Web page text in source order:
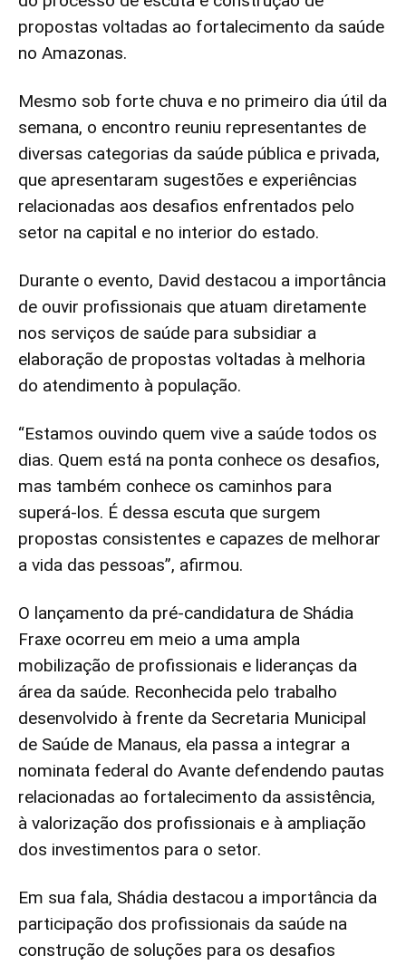
propostas voltadas ao fortalecimento da saúde
no Amazonas.
Mesmo sob forte chuva e no primeiro dia útil da
semana, o encontro reuniu representantes de
diversas categorias da saúde pública e privada,
que apresentaram sugestões e experiências
relacionadas aos desafios enfrentados pelo
setor na capital e no interior do estado.
Durante o evento, David destacou a importância
de ouvir profissionais que atuam diretamente
nos serviços de saúde para subsidiar a
elaboração de propostas voltadas à melhoria
do atendimento à população.
“Estamos ouvindo quem vive a saúde todos os
dias. Quem está na ponta conhece os desafios,
mas também conhece os caminhos para
superá-los. É dessa escuta que surgem
propostas consistentes e capazes de melhorar
a vida das pessoas”, afirmou.
O lançamento da pré-candidatura de Shádia
Fraxe ocorreu em meio a uma ampla
mobilização de profissionais e lideranças da
área da saúde. Reconhecida pelo trabalho
desenvolvido à frente da Secretaria Municipal
de Saúde de Manaus, ela passa a integrar a
nominata federal do Avante defendendo pautas
relacionadas ao fortalecimento da assistência,
à valorização dos profissionais e à ampliação
dos investimentos para o setor.
Em sua fala, Shádia destacou a importância da
participação dos profissionais da saúde na
construção de soluções para os desafios